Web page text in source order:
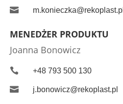
 m.konieczka@rekoplast.pl
MENEDŻER PRODUKTU
Joanna Bonowicz
 +48 793 500 130
 j.bonowicz@rekoplast.pl